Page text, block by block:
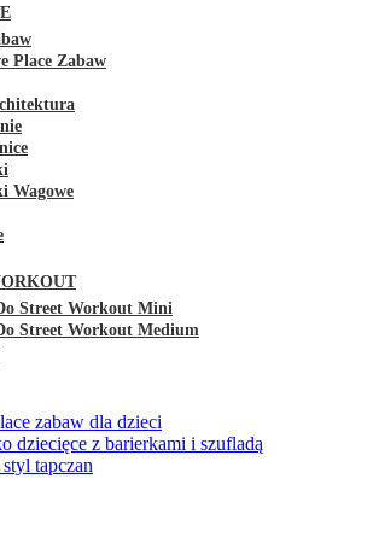
Place Zabaw
Wagowe
Street Workout Mini
Street Workout Medium
zabaw dla dzieci
dziecięce z barierkami i szufladą
tapczan